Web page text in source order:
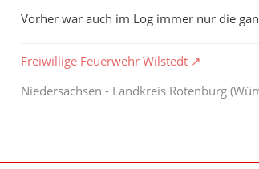
Vorher war auch im Log immer nur die
Freiwillige Feuerwehr Wilstedt
Niedersachsen - Landkreis Rotenburg